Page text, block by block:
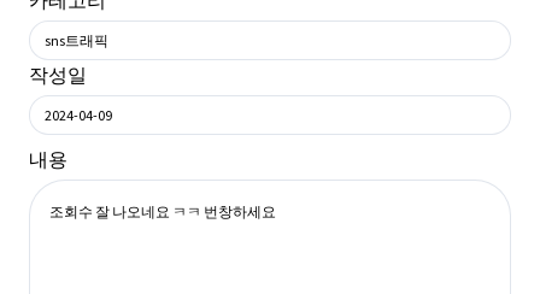
sns트래픽
작성일
2024-04-09
내용